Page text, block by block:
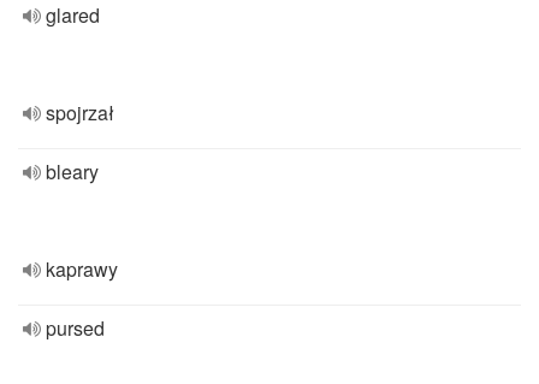
glared
spojrzał
bleary
kaprawy
pursed